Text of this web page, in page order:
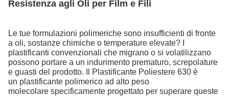
Resistenza agli Oli per Film e Fili
Le tue formulazioni polimeriche sono insufficienti di fronte
a oli, sostanze chimiche o temperature elevate? I
plastificanti convenzionali che migrano o si volatilizzano
possono portare a un indurimento prematuro, screpolature
e guasti del prodotto. Il Plastificante Poliestere 630 è
un plastificante polimerico ad alto peso
molecolare specificamente progettato per superare queste